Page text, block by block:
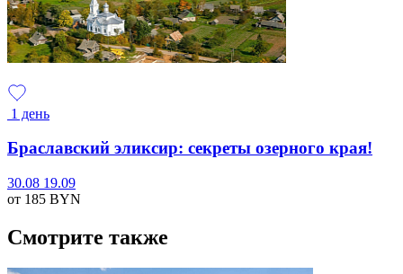
1 день
Браславский эликсир: секреты озерного края!
30.08 19.09
от 185 BYN
Смотрите также